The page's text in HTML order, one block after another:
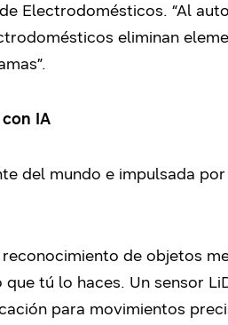
Electrodomésticos. “Al
eliminan
IA
del mundo e impulsada
de objetos
tú lo haces. Un sensor
para movimientos